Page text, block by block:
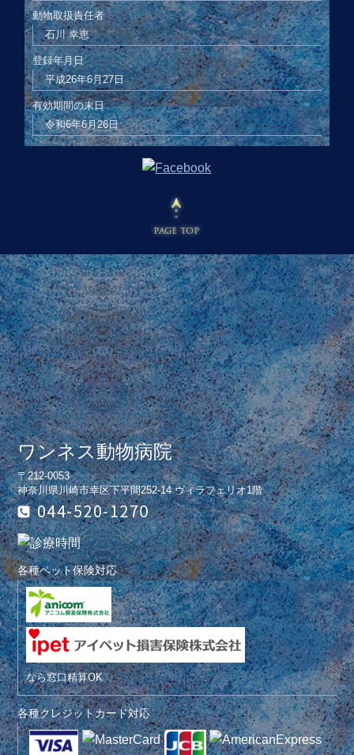
動物取扱責任者
石川 幸恵
登録年月日
平成26年6月27日
有効期間の末日
令和6年6月26日
ワンネス動物病院
〒212-0053
神奈川県川崎市幸区下平間252-14 ヴィラフェリオ1階
各種ペット保険対応
なら窓口精算OK
各種クレジットカード対応